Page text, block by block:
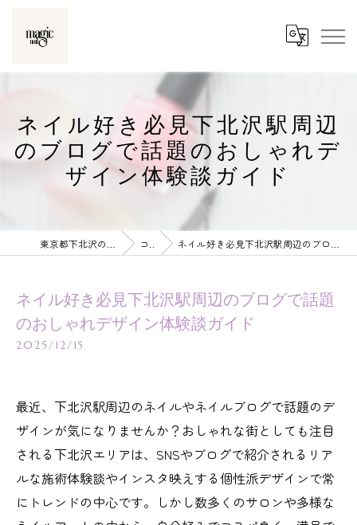
ネイル好き必見下北沢駅周辺
のブログで話題のおしゃれデ
ザイン体験談ガイド
コラム ネイル好き必見下北沢駅周辺のブログで話題のおしゃれデザイン体験談ガイド
ネイル好き必見下北沢駅周辺のブログで話題
のおしゃれデザイン体験談ガイド
2025/12/15
最近、下北沢駅周辺のネイルやネイルブログで話題のデ
ザインが気になりませんか？おしゃれな街としても注目
される下北沢エリアは、SNSやブログで紹介されるリア
ルな施術体験談やインスタ映えする個性派デザインで常
にトレンドの中心です。しかし数多くのサロンや多様な